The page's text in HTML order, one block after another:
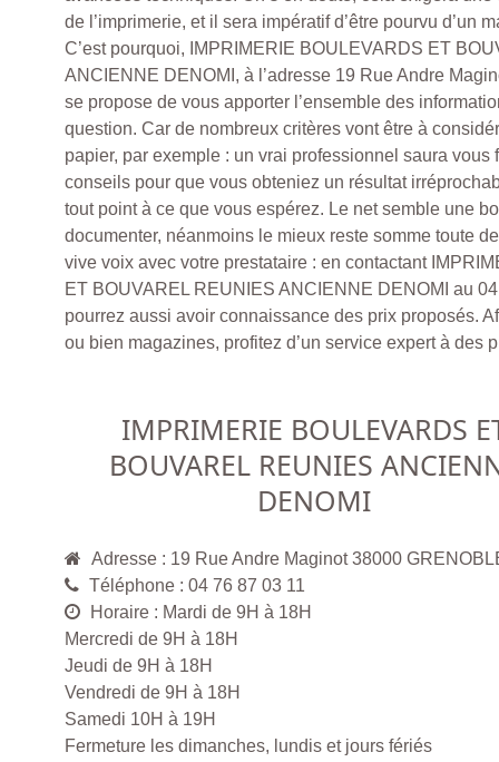
de l’imprimerie, et il sera impératif d’être pourvu d’un
C’est pourquoi, IMPRIMERIE BOULEVARDS ET
ANCIENNE DENOMI, à l’adresse 19 Rue Andre
se propose de vous apporter l’ensemble des
question. Car de nombreux critères vont être à
papier, par exemple : un vrai professionnel saura vous
conseils pour que vous obteniez un résultat
tout point à ce que vous espérez. Le net semble une
documenter, néanmoins le mieux reste somme toute
vive voix avec votre prestataire : en contactant
ET BOUVAREL REUNIES ANCIENNE DENOMI au
pourrez aussi avoir connaissance des prix proposés.
ou bien magazines, profitez d’un service expert à des
IMPRIMERIE BOULEVARDS
BOUVAREL REUNIES
DENOMI
Adresse : 19 Rue Andre Maginot 38000
Téléphone : 04 76 87 03 11
Horaire : Mardi de 9H à 18H
Mercredi de 9H à 18H
Jeudi de 9H à 18H
Vendredi de 9H à 18H
Samedi 10H à 19H
Fermeture les dimanches, lundis et jours fériés